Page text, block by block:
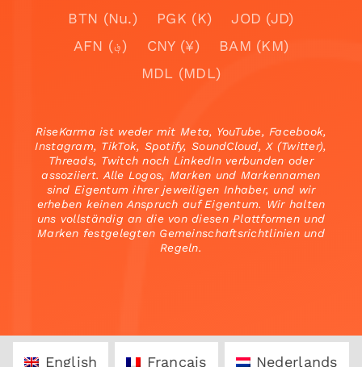
BTN (Nu.)
PGK (K)
JOD (JD)
AFN (؋)
CNY (¥)
BAM (KM)
MDL (MDL)
RiseKarma ist weder mit Meta, YouTube, Facebook,
Instagram, TikTok, Spotify, SoundCloud, X (Twitter),
Threads, Twitch noch LinkedIn verbunden oder
assoziiert. Alle Logos, Marken und Markennamen
sind Eigentum ihrer jeweiligen Inhaber, und wir
erheben keinen Anspruch auf Eigentum. Wir halten
uns vollständig an die von diesen Plattformen und
Marken festgelegten Gemeinschaftsrichtlinien und
Regeln.
English Français Nederlands